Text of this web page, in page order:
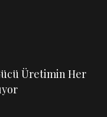
Üretimin Her